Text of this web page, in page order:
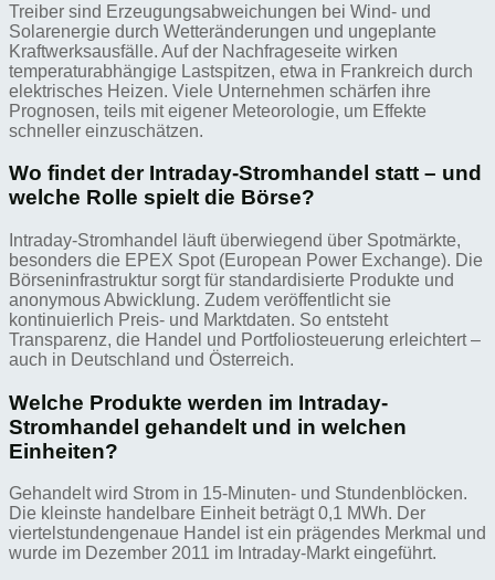
Treiber sind Erzeugungsabweichungen bei Wind- und
Solarenergie durch Wetteränderungen und ungeplante
Kraftwerksausfälle. Auf der Nachfrageseite wirken
temperaturabhängige Lastspitzen, etwa in Frankreich durch
elektrisches Heizen. Viele Unternehmen schärfen ihre
Prognosen, teils mit eigener Meteorologie, um Effekte
schneller einzuschätzen.
Wo findet der Intraday-Stromhandel statt – und
welche Rolle spielt die Börse?
Intraday-Stromhandel läuft überwiegend über Spotmärkte,
besonders die EPEX Spot (European Power Exchange). Die
Börseninfrastruktur sorgt für standardisierte Produkte und
anonymous Abwicklung. Zudem veröffentlicht sie
kontinuierlich Preis- und Marktdaten. So entsteht
Transparenz, die Handel und Portfoliosteuerung erleichtert –
auch in Deutschland und Österreich.
Welche Produkte werden im Intraday-
Stromhandel gehandelt und in welchen
Einheiten?
Gehandelt wird Strom in 15‑Minuten- und Stundenblöcken.
Die kleinste handelbare Einheit beträgt 0,1 MWh. Der
viertelstundengenaue Handel ist ein prägendes Merkmal und
wurde im Dezember 2011 im Intraday-Markt eingeführt.